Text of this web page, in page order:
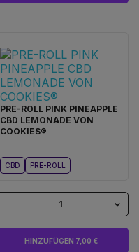
PRE-ROLL PINK PINEAPPLE
CBD LEMONADE VON
COOKIES®
CBD PRE-ROLL
1
HINZUFÜGEN 7,00 €